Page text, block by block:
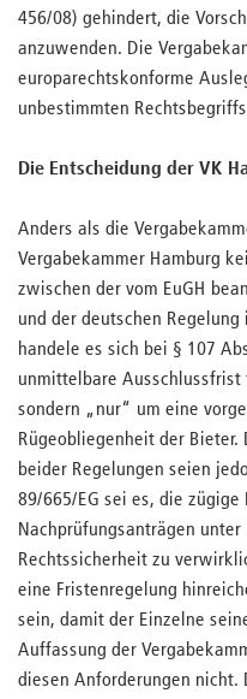
456/08) gehindert, die
anzuwenden. Die
europarechtskonforme
unbestimmten
Die Entscheidung der VK
Anders als die
Vergabekammer Hamburg
zwischen der vom EuGH
und der deutschen
handele es sich bei § 107
unmittelbare Ausschlussfrist
sondern „nur“ um eine
Rügeobliegenheit der
beider Regelungen seien
89/665/EG sei es, die zügige
Nachprüfungsanträgen
Rechtssicherheit zu
eine Fristenregelung
sein, damit der Einzelne
Auffassung der
diesen Anforderungen nicht.